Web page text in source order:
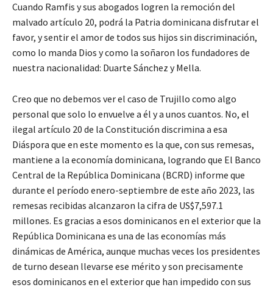
Cuando Ramfis y sus abogados logren la remoción del
malvado artículo 20, podrá la Patria dominicana disfrutar el
favor, y sentir el amor de todos sus hijos sin discriminación,
como lo manda Dios y como la soñaron los fundadores de
nuestra nacionalidad: Duarte Sánchez y Mella.
Creo que no debemos ver el caso de Trujillo como algo
personal que solo lo envuelve a él y a unos cuantos. No, el
ilegal artículo 20 de la Constitución discrimina a esa
Diáspora que en este momento es la que, con sus remesas,
mantiene a la economía dominicana, logrando que El Banco
Central de la República Dominicana (BCRD) informe que
durante el período enero-septiembre de este año 2023, las
remesas recibidas alcanzaron la cifra de US$7,597.1
millones. Es gracias a esos dominicanos en el exterior que la
República Dominicana es una de las economías más
dinámicas de América, aunque muchas veces los presidentes
de turno desean llevarse ese mérito y son precisamente
esos dominicanos en el exterior que han impedido con sus